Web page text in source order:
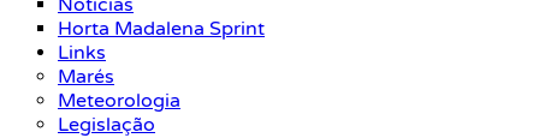
Notícias
Horta Madalena Sprint
Links
Marés
Meteorologia
Legislação